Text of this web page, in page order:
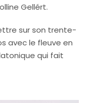
Gellért.
sur son trente-
avec le fleuve en
qui fait